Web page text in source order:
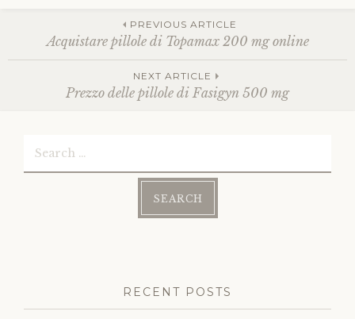
Post
navigation
PREVIOUS ARTICLE
Acquistare pillole di Topamax 200 mg online
NEXT ARTICLE
Prezzo delle pillole di Fasigyn 500 mg
RECENT POSTS